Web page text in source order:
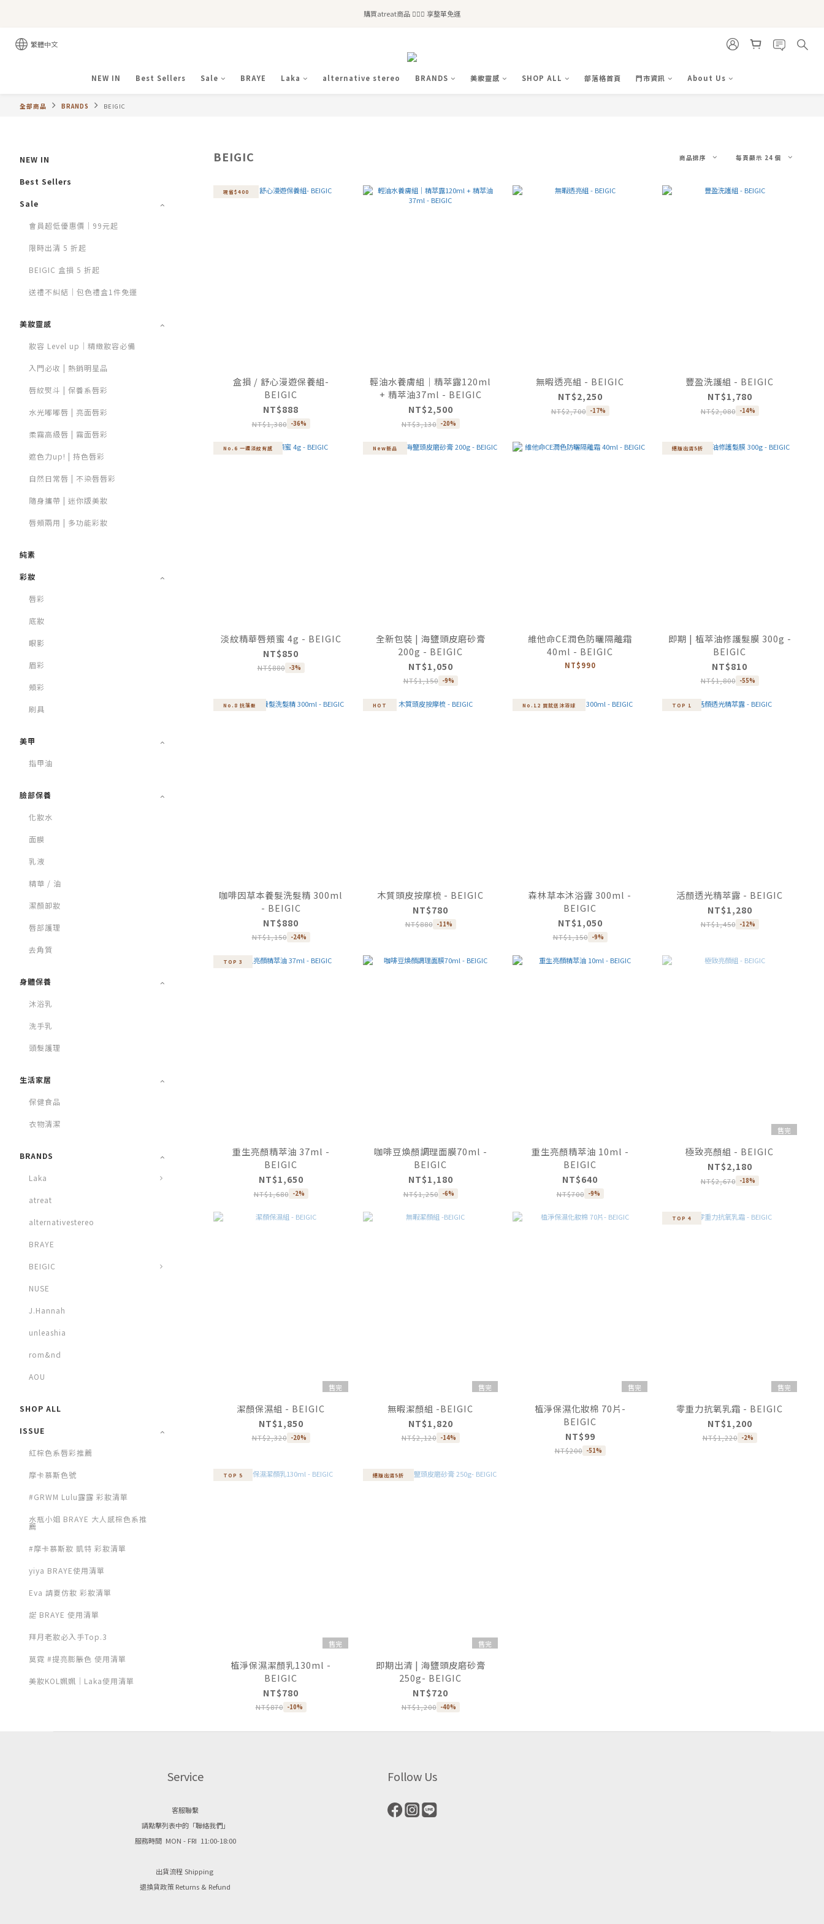
全站滿$2,500免運｜6/30前 含新品滿$1,300超取免運
購買atreat商品 💆🏻‍♀️ 享整單免運
繁體中文
NEW IN Best Sellers Sale BRAYE Laka alternative stereo BRANDS 美妝靈感 SHOP ALL 部落格首頁 門市資訊 About Us
全部商品 BRANDS BEIGIC
NEW IN
Best Sellers
Sale
會員超低優惠價｜99元起
限時出清 5 折起
BEIGIC 盒損 5 折起
送禮不糾結｜包色禮盒1件免運
美妝靈感
妝容 Level up｜精緻妝容必備
入門必收 | 熱銷明星品
唇紋熨斗 | 保養系唇彩
水光嘟嘟唇 | 亮面唇彩
柔霧高級唇 | 霧面唇彩
遮色力up! | 持色唇彩
自然日常唇 | 不染唇唇彩
隨身攜帶 | 迷你版美妝
唇頰兩用 | 多功能彩妝
純素
彩妝
唇彩
底妝
眼影
眉彩
頰彩
刷具
美甲
指甲油
臉部保養
化妝水
面膜
乳液
精華 / 油
潔顏卸妝
唇部護理
去角質
身體保養
沐浴乳
洗手乳
頭髮護理
生活家居
保健食品
衣物清潔
BRANDS
Laka
atreat
alternativestereo
BRAYE
BEIGIC
NUSE
J.Hannah
unleashia
rom&nd
AOU
SHOP ALL
ISSUE
紅棕色系唇彩推薦
摩卡慕斯色號
#GRWM Lulu露露 彩妝清單
水瓶小姐 BRAYE 大人感棕色系推
薦
#摩卡慕斯妝 凱特 彩妝清單
yiya BRAYE使用清單
Eva 請夏仿妝 彩妝清單
諾 BRAYE 使用清單
拜月老妝必入手Top.3
莫霓 #提亮膨脹色 使用清單
美妝KOL姵姵｜Laka使用清單
BEIGIC 商品排序 每頁顯示 24 個
現省$400
盒損 / 舒心漫遊保養組-
BEIGIC
NT$888
NT$1,380 -36%
輕油水養膚組｜精萃露120ml
+ 精萃油37ml - BEIGIC
NT$2,500
NT$3,130 -20%
無暇透亮組 - BEIGIC
NT$2,250
NT$2,700 -17%
豐盈洗護組 - BEIGIC
NT$1,780
NT$2,080 -14%
No.6 一週淡紋有感
淡紋精華唇頰蜜 4g - BEIGIC
NT$850
NT$880 -3%
New新品
全新包裝 | 海鹽頭皮磨砂膏
200g - BEIGIC
NT$1,050
NT$1,150 -9%
維他命CE潤色防曬隔離霜
40ml - BEIGIC
NT$990
絕版出清5折
即期 | 植萃油修護髮膜 300g -
BEIGIC
NT$810
NT$1,800 -55%
No.8 抗落髮
咖啡因草本養髮洗髮精 300ml
- BEIGIC
NT$880
NT$1,150 -24%
HOT
木質頭皮按摩梳 - BEIGIC
NT$780
NT$880 -11%
No.12 買就送沐浴球
森林草本沐浴露 300ml -
BEIGIC
NT$1,050
NT$1,150 -9%
TOP 1
活顏透光精萃露 - BEIGIC
NT$1,280
NT$1,450 -12%
TOP 3
重生亮顏精萃油 37ml -
BEIGIC
NT$1,650
NT$1,680 -2%
咖啡豆煥顏調理面膜70ml -
BEIGIC
NT$1,180
NT$1,250 -6%
重生亮顏精萃油 10ml -
BEIGIC
NT$640
NT$700 -9%
售完
極致亮顏組 - BEIGIC
NT$2,180
NT$2,670 -18%
售完
潔顏保濕組 - BEIGIC
NT$1,850
NT$2,320 -20%
售完
無暇潔顏組 -BEIGIC
NT$1,820
NT$2,120 -14%
售完
植淨保濕化妝棉 70片-
BEIGIC
NT$99
NT$200 -51%
TOP 4
售完
零重力抗氧乳霜 - BEIGIC
NT$1,200
NT$1,220 -2%
TOP 5
售完
植淨保濕潔顏乳130ml -
BEIGIC
NT$780
NT$870 -10%
絕版出清5折
售完
即期出清 | 海鹽頭皮磨砂膏
250g- BEIGIC
NT$720
NT$1,200 -40%
Service
客服聯繫
請點擊列表中的「聯絡我們」
服務時間 MON - FRI 11:00-18:00
出貨流程 Shipping
退換貨政策 Returns & Refund
Follow Us